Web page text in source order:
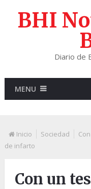
BHI
Diario de
MENU
Inicio Sociedad
de infarto
Con un